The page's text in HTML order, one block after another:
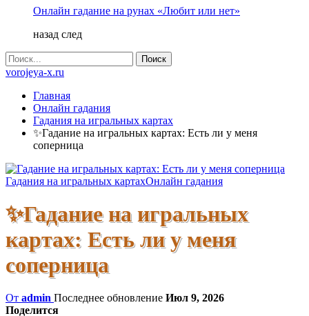
Онлайн гадание на рунах «Любит или нет»
назад след
vorojeya-x.ru
Главная
Онлайн гадания
Гадания на игральных картах
✨Гадание на игральных картах: Есть ли у меня
соперница
Гадания на игральных картахОнлайн гадания
✨Гадание на игральных
картах: Есть ли у меня
соперница
От admin Последнее обновление Июл 9, 2026
Поделится